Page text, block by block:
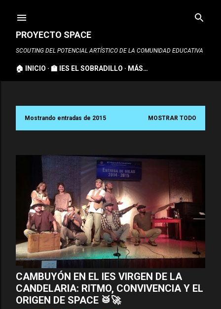
PROYECTO SPACE
SCOUTING DEL POTENCIAL ARTÍSTICO DE LA COMUNIDAD EDUCATIVA
🏠 INICIO 🏫 IES EL SOBRADILLO MÁS…
E
a
s
Mostrando entradas de 2015 MOSTRAR TODO
CAMBUYÓN EN EL IES VIRGEN DE LA
CANDELARIA: RITMO, CONVIVENCIA Y EL
ORIGEN DE SPACE 🥁🚀